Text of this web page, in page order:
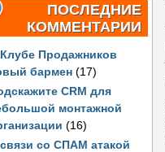
ПОСЛЕДНИЕ
КОММЕНТАРИИ
Продажников
бармен (17)
CRM для
монтажной
(16)
со СПАМ атакой